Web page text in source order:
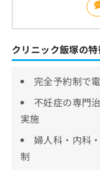
クリニック飯塚の
完全予約制で
不妊症の専門
実施
婦人科・内科
制